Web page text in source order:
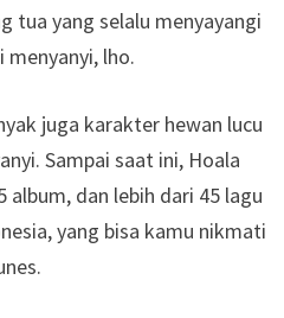
tua yang selalu menyayangi
menyanyi, lho.
juga karakter hewan lucu
Sampai saat ini, Hoala
album, dan lebih dari 45 lagu
yang bisa kamu nikmati